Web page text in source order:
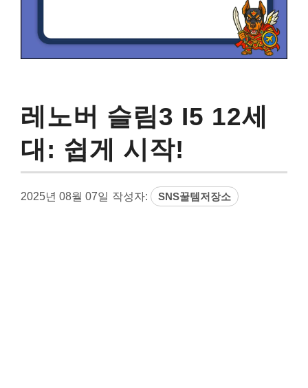
레노버 슬림3 I5 12세
대: 쉽게 시작!
2025년 08월 07일 작성자: SNS꿀템저장소